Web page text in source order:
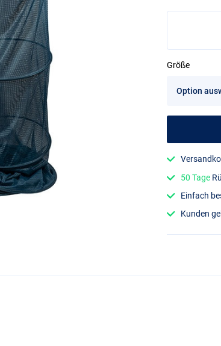
Größe
50 Tage
Einfach
Kunden